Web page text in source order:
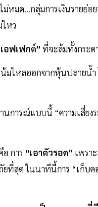
หมด...กลุ่มการเงินรายย่อย
หว
อฟเฟกต์” ที่จะล้มทั้งกระด
มไหลออกจากหุ้นปลายน้
นการณ์แบบนี้ “ความเสี่ย
การ “เอาตัวรอด” เพรา
ที่สุด ในนาทีนี้การ “เก็บค